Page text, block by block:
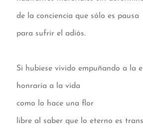
de la conciencia que sólo es pausa
para sufrir el adiós.
Si hubiese vivido empuñando a la
honraría a la vida
como lo hace una flor
libre al saber que lo eterno es